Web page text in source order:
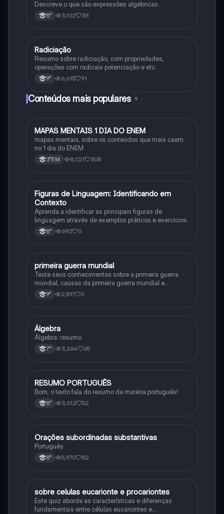
Descreve o que são expressões algébricas.
8° 3,102 38
Matematica
Radiciação
Resumo sobre radiciação, com propriedades,
operações com radicais potenciação e etc.
9° 6,615 91
Conteúdos mais populares 9
Português
MAPAS MENTAIS 1 DIA DO ENEM
mapas mentais, sobre os conteúdos que mais caem
no 1 dia do ENEM
3°EM 8,021 308
FPortuguês
Figuras de Linguagem: Identificando em
Contexto
Aprenda a identificar as principais figuras de
linguagem através de exemplos práticos e exercícios.
8° 692 0
História
primeira guerra mundial
Teste seus conhecimentos sobre a primeira guerra
mundial, causas da primeira guerra mundial e
consequências da Primeira Guerra Mundial, fases da
primeira guerra mundial
9° 2,811 0
Matematica
Álgebra
Álgebra: resumo
7° 3,264 65
Português
RESUMO PORTUGUÊS
Bom, o texto fala do resumo da matéria português!
8° 3,012 52
Português
Orações subordinadas substantivas
Português
8° 5,970 82
Biologia
sobre celulas eucarionte e procariontes
Este quiz aborda as características e diferenças
fundamentais entre células eucariontes e